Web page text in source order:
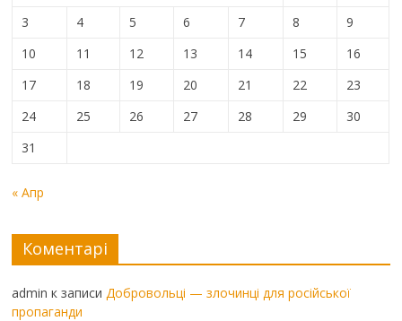
3
4 5 6 7 8
9
10
11 12 13 14 15
16
17
18 19 20 21 22
23
24
25 26 27 28 29
30
31
« Апр
Коментарі
admin к записиДобровольці — злочинці для російської
пропаганди